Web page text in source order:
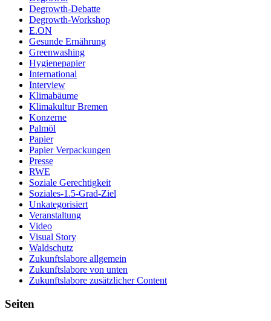
Degrowth-Debatte
Degrowth-Workshop
E.ON
Gesunde Ernährung
Greenwashing
Hygienepapier
International
Interview
Klimabäume
Klimakultur Bremen
Konzerne
Palmöl
Papier
Papier Verpackungen
Presse
RWE
Soziale Gerechtigkeit
Soziales-1.5-Grad-Ziel
Unkategorisiert
Veranstaltung
Video
Visual Story
Waldschutz
Zukunftslabore allgemein
Zukunftslabore von unten
Zukunftslabore zusätzlicher Content
Seiten